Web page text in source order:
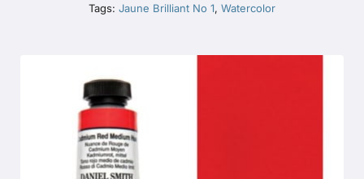
Tags: Jaune Brilliant No 1, Watercolor